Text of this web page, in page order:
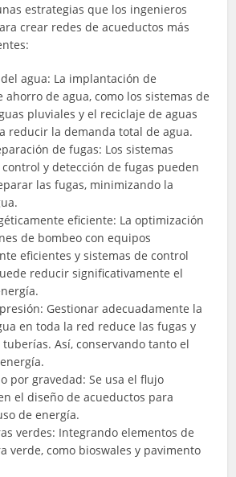
estrategias que los ingenieros
crear redes de acueductos más
agua: La implantación de
ahorro de agua, como los sistemas de
pluviales y el reciclaje de aguas
reducir la demanda total de agua.
de fugas: Los sistemas
y detección de fugas pueden
las fugas, minimizando la
eficiente: La optimización
de bombeo con equipos
eficientes y sistemas de control
reducir significativamente el
Gestionar adecuadamente la
en toda la red reduce las fugas y
Así, conservando tanto el
por gravedad: Se usa el flujo
el diseño de acueductos para
de energía.
verdes: Integrando elementos de
verde, como bioswales y pavimento